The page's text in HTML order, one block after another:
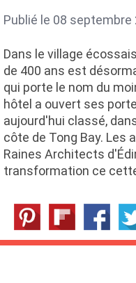
Publié le 08 septembre
Dans le village
de 400 ans est
qui porte le nom du
hôtel a ouvert ses
aujourd'hui classé,
côte de Tong Bay. Les
Raines Architects
transformation ce